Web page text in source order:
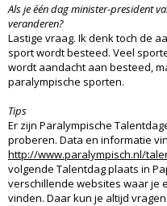
Als je één dag minister-president
veranderen?
Lastige vraag. Ik denk toch de
sport wordt besteed. Veel
wordt aandacht aan besteed,
paralympische sporten.
Tips
Er zijn Paralympische
proberen. Data en informatie
http://www.paralympisch.nl/
volgende Talentdag plaats in
verschillende websites waar je
vinden. Daar kun je altijd